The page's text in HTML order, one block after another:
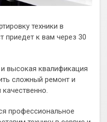
техники в
приедет к вам через 30
высокая квалификация
сложный ремонт и
профессиональное